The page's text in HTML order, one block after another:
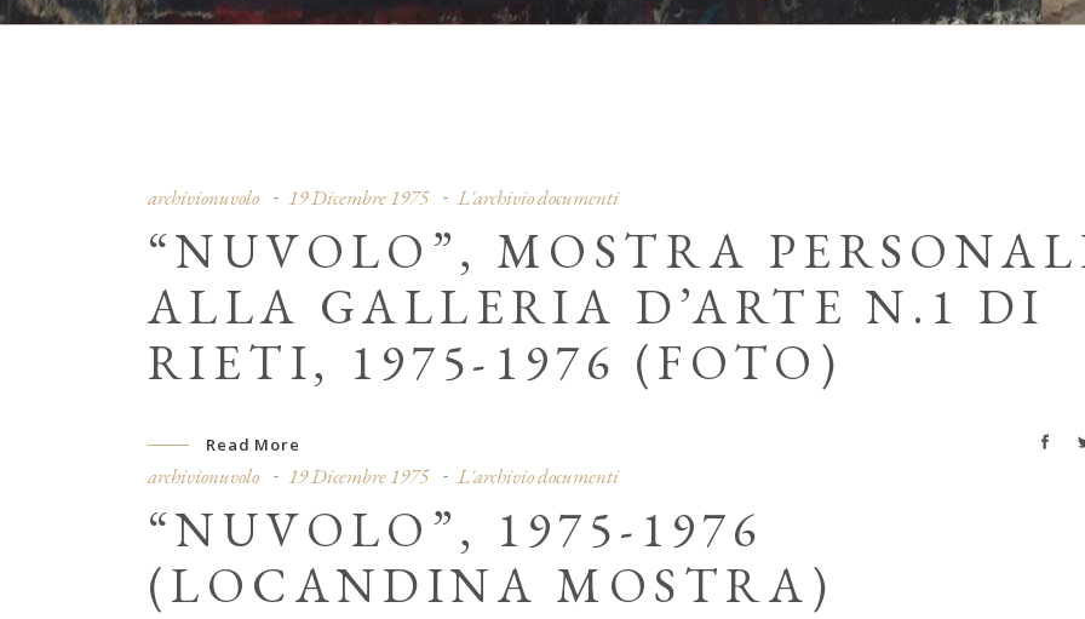
archivionuvolo 19 Dicembre 1975 L'archivio documenti
“NUVOLO”, MOSTRA
ALLA GALLERIA D’ARTE N.1 DI
RIETI, 1975-1976 (FOTO)
Read More
archivionuvolo 19 Dicembre 1975 L'archivio documenti
“NUVOLO”, 1975-1976
(LOCANDINA MOSTRA)